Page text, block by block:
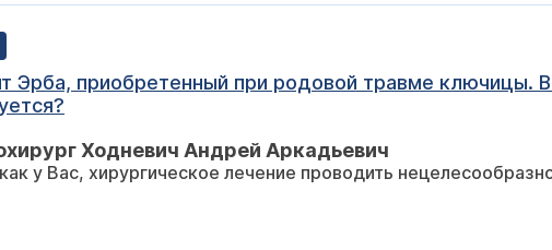
Эрба, приобретенный при родовой травме ключицы.
Ходневич Андрей Аркадьевич
у Вас, хирургическое лечение проводить